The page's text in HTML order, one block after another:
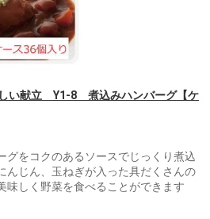
い献立 Y1-8 煮込みハンバーグ【ケ
グをコクのあるソースでじっくり煮込
んじん、玉ねぎが入った具だくさんの
味しく野菜を食べることができます